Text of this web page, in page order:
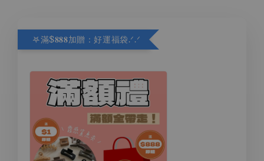
𖤐滿$𝟖𝟖𝟖加贈：好運福袋.ᐟ‪.ᐟ